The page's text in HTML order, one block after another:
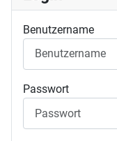
Benutzername
Passwort